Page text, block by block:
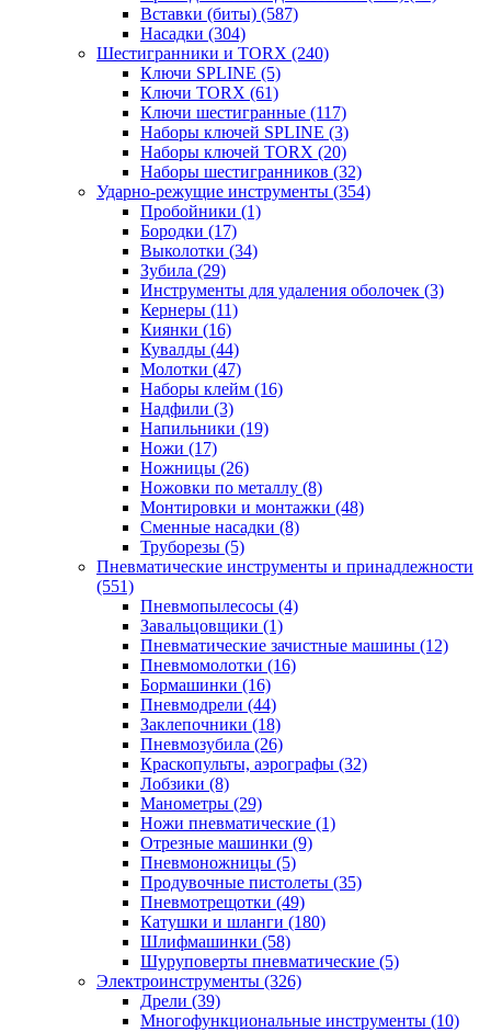
Вставки (биты) (587)
Насадки (304)
Шестигранники и TORX (240)
Ключи SPLINE (5)
Ключи TORX (61)
Ключи шестигранные (117)
Наборы ключей SPLINE (3)
Наборы ключей TORX (20)
Наборы шестигранников (32)
Ударно-режущие инструменты (354)
Пробойники (1)
Бородки (17)
Выколотки (34)
Зубила (29)
Инструменты для удаления оболочек (3)
Кернеры (11)
Киянки (16)
Кувалды (44)
Молотки (47)
Наборы клейм (16)
Надфили (3)
Напильники (19)
Ножи (17)
Ножницы (26)
Ножовки по металлу (8)
Монтировки и монтажки (48)
Сменные насадки (8)
Труборезы (5)
Пневматические инструменты и принадлежности
(551)
Пневмопылесосы (4)
Завальцовщики (1)
Пневматические зачистные машины (12)
Пневмомолотки (16)
Бормашинки (16)
Пневмодрели (44)
Заклепочники (18)
Пневмозубила (26)
Краскопульты, аэрографы (32)
Лобзики (8)
Манометры (29)
Ножи пневматические (1)
Отрезные машинки (9)
Пневмоножницы (5)
Продувочные пистолеты (35)
Пневмотрещотки (49)
Катушки и шланги (180)
Шлифмашинки (58)
Шуруповерты пневматические (5)
Электроинструменты (326)
Дрели (39)
Многофункциональные инструменты (10)